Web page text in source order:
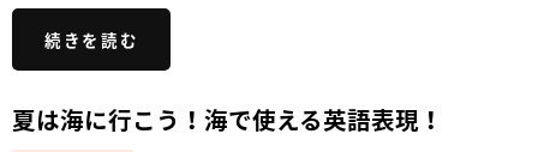
続きを読む
夏は海に行こう！海で使える英語表現！